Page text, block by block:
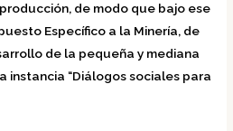
de modo que bajo ese
Específico a la Minería, de
de la pequeña y mediana
instancia “Diálogos sociales para